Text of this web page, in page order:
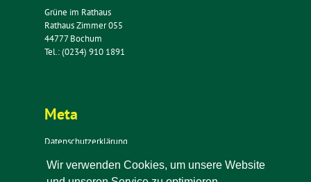
Grüne im Rathaus
Rathaus Zimmer 055
44777 Bochum
Tel.: (0234) 910 1891
Meta
Datenschutzerklärung
Impressum
Kontakt
Wir verwenden Cookies, um unsere Website